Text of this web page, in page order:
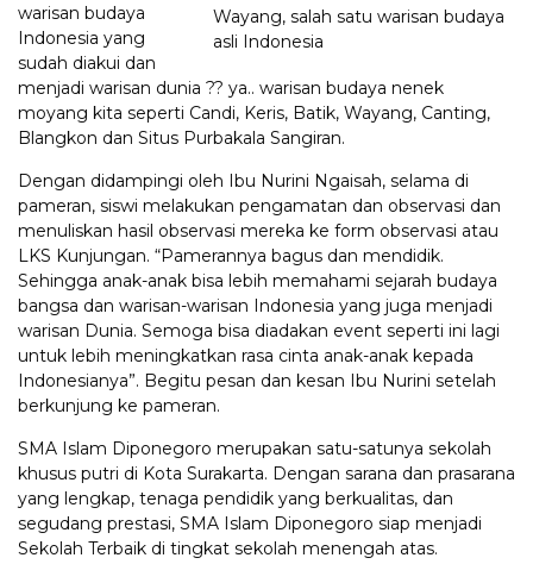
Wayang, salah satu warisan budaya
asli Indonesia
warisan budaya
Indonesia yang
sudah diakui dan
menjadi warisan dunia ?? ya.. warisan budaya nenek
moyang kita seperti Candi, Keris, Batik, Wayang, Canting,
Blangkon dan Situs Purbakala Sangiran.
Dengan didampingi oleh Ibu Nurini Ngaisah, selama di
pameran, siswi melakukan pengamatan dan observasi dan
menuliskan hasil observasi mereka ke form observasi atau
LKS Kunjungan. “Pamerannya bagus dan mendidik.
Sehingga anak-anak bisa lebih memahami sejarah budaya
bangsa dan warisan-warisan Indonesia yang juga menjadi
warisan Dunia. Semoga bisa diadakan event seperti ini lagi
untuk lebih meningkatkan rasa cinta anak-anak kepada
Indonesianya”. Begitu pesan dan kesan Ibu Nurini setelah
berkunjung ke pameran.
SMA Islam Diponegoro merupakan satu-satunya sekolah
khusus putri di Kota Surakarta. Dengan sarana dan prasarana
yang lengkap, tenaga pendidik yang berkualitas, dan
segudang prestasi, SMA Islam Diponegoro siap menjadi
Sekolah Terbaik di tingkat sekolah menengah atas.